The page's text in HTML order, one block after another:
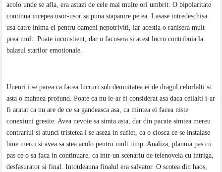
acolo unde se afla, era astazi de cele mai multe ori umbrit. O bipolaritate
continua incepea usor-usor sa puna stapanire pe ea. Lasase intredeschisa
usa catre inima ei pentru oameni nepotriviti, iar acestia o ranisera mult
prea mult. Poate inconstient, dar o facusera si acest lucru contribuia la
balasul starilor emotionale.
Uneori i se parea ca facea lucruri sub demnitatea ei de dragul celorlalti si
asta o mahnea profund. Poate ca nu le-ar fi considerat asa daca ceilalti i-ar
fi aratat ca nu are de ce sa gandeasca asa, ca mintea ei facea niste
conexiuni gresite. Avea nevoie sa simta asta, dar din pacate simtea mereu
contrariul si atunci tristetea i se aseza in suflet, ca o closca ce se instalase
bine merci si avea sa stea acolo pentru mult timp. Analiza, planuia pas cu
pas ce o sa faca in continuare, ca intr-un scenariu de telenovela cu intriga,
desfasurator si final. Intotdeauna finalul era salvator. O scotea din haos,